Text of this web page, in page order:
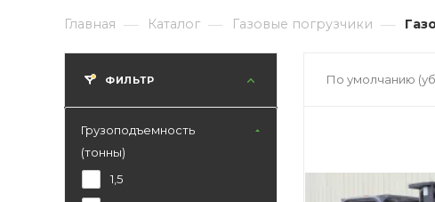
Главная — Каталог — Газовые погрузчики —
По умолчанию
ФИЛЬТР
Грузоподъемность
(тонны)
1,5